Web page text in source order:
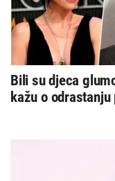
Bili su djeca
kažu o